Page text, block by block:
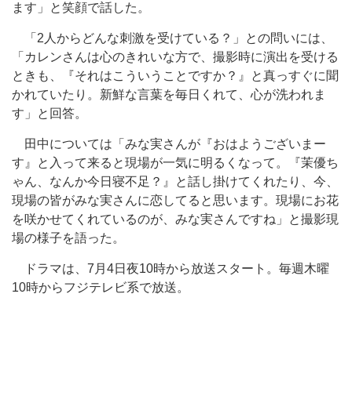
ます」と笑顔で話した。
「2人からどんな刺激を受けている？」との問いには、
「カレンさんは心のきれいな方で、撮影時に演出を受ける
ときも、『それはこういうことですか？』と真っすぐに聞
かれていたり。新鮮な言葉を毎日くれて、心が洗われま
す」と回答。
田中については「みな実さんが『おはようございまー
す』と入って来ると現場が一気に明るくなって。『茉優ち
ゃん、なんか今日寝不足？』と話し掛けてくれたり、今、
現場の皆がみな実さんに恋してると思います。現場にお花
を咲かせてくれているのが、みな実さんですね」と撮影現
場の様子を語った。
ドラマは、7月4日夜10時から放送スタート。毎週木曜
10時からフジテレビ系で放送。